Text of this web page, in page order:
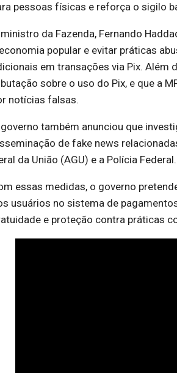
pessoas físicas e reforça o sigilo
ministro da Fazenda, Fernando
popular e evitar práticas
em transações via Pix. Além
sobre o uso do Pix, e que a
notícias falsas.
governo também anunciou que
de fake news
da União (AGU) e a Polícia Federal.
essas medidas, o governo
usuários no sistema de
e proteção contra práticas